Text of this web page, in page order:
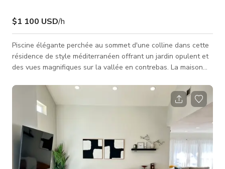
$1 100 USD/h
Piscine élégante perchée au sommet d'une colline dans cette
résidence de style méditerranéen offrant un jardin opulent et
des vues magnifiques sur la vallée en contrebas. La maison
vues pittoresques sur la vallée. Capacité totale de 100
personnes. Idéal pour fêtes et événements !